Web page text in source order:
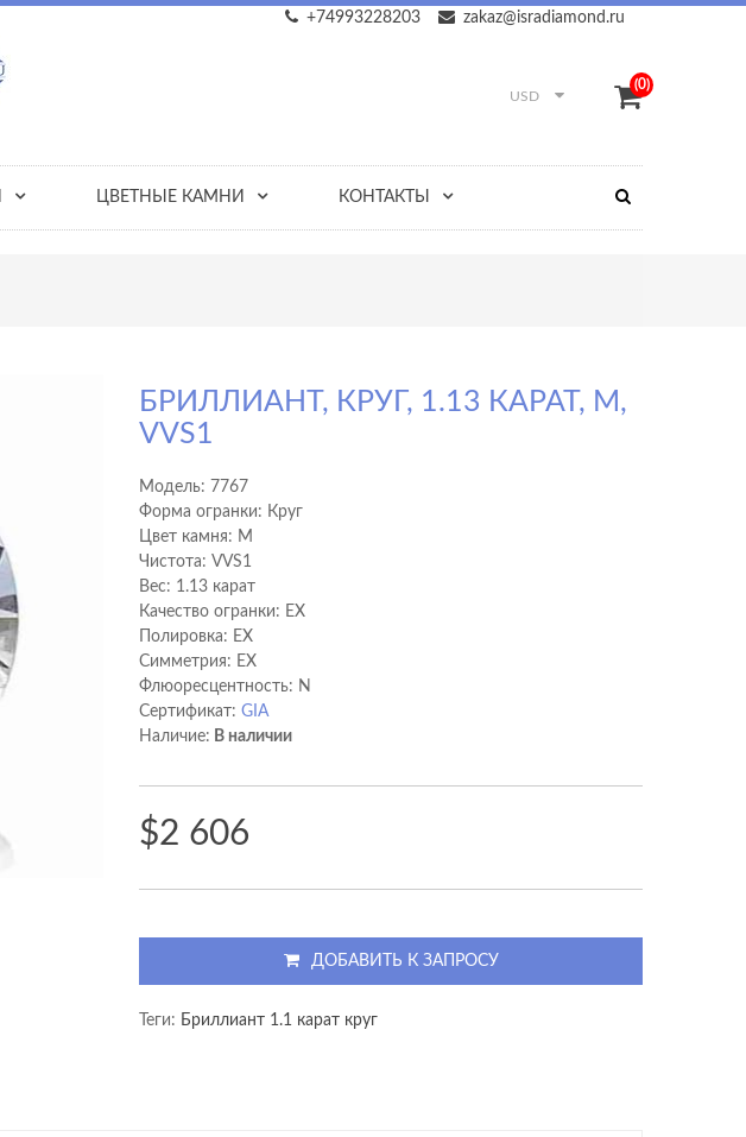
zakaz@isradiamond.ru
+74993228203
USD
(0)
ЦВЕТНЫЕ КАМНИ КОНТАКТЫ
БРИЛЛИАНТ, КРУГ, 1.13 КАРАТ, M,
VVS1
Модель: 7767
Форма огранки: Круг
Цвет камня: M
Чистота: VVS1
Вес: 1.13 карат
Качество огранки: EX
Полировка: EX
Cимметрия: EX
Флюоресцентность: N
Сертификат:GIA
Наличие: В наличии
$2 606
ДОБАВИТЬ К ЗАПРОСУ
Теги: Бриллиант 1.1 карат круг